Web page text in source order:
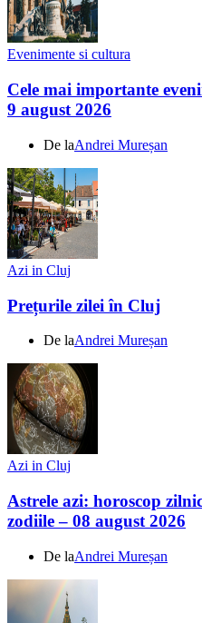
Evenimente si cultura
Cele mai importante
9 august 2026
De laAndrei Mureșan
Azi in Cluj
Prețurile zilei în Cluj
De laAndrei Mureșan
Azi in Cluj
Astrele azi: horoscop
zodiile – 08 august 2026
De laAndrei Mureșan